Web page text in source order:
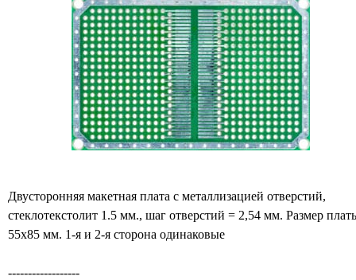
Двусторонняя макетная плата с металлизацией отверстий,
стеклотекстолит 1.5 мм., шаг отверстий = 2,54 мм. Размер
55х85 мм. 1-я и 2-я сторона одинаковые
------------------